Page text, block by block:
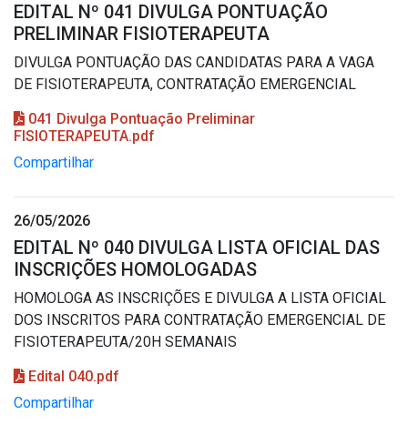
EDITAL Nº 041 DIVULGA PONTUAÇÃO
PRELIMINAR FISIOTERAPEUTA
DIVULGA PONTUAÇÃO DAS CANDIDATAS PARA A VAGA
DE FISIOTERAPEUTA, CONTRATAÇÃO EMERGENCIAL
041 Divulga Pontuação Preliminar
FISIOTERAPEUTA.pdf
Compartilhar
26/05/2026
EDITAL Nº 040 DIVULGA LISTA OFICIAL DAS
INSCRIÇÕES HOMOLOGADAS
HOMOLOGA AS INSCRIÇÕES E DIVULGA A LISTA OFICIAL
DOS INSCRITOS PARA CONTRATAÇÃO EMERGENCIAL DE
FISIOTERAPEUTA/20H SEMANAIS
Edital 040.pdf
Compartilhar